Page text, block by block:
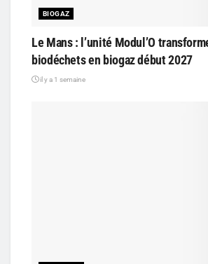
BIOGAZ
Le Mans : l’unité Modul’O
biodéchets en biogaz début 2027
il y a 1 semaine